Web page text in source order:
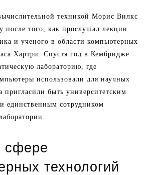
техникой Морис Вилкс
после того, как прослушал лекции
и ученого в области компьютерных
Хартри. Спустя год в Кембридже
лабораторию, где
использовали для научных
пригласили быть университетским
единственным сотрудником
сфере
технологий